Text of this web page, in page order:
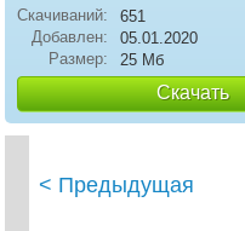
Скачиваний:
651
Добавлен:
05.01.2020
Размер:
25 Мб
Скачать
< Предыдущая